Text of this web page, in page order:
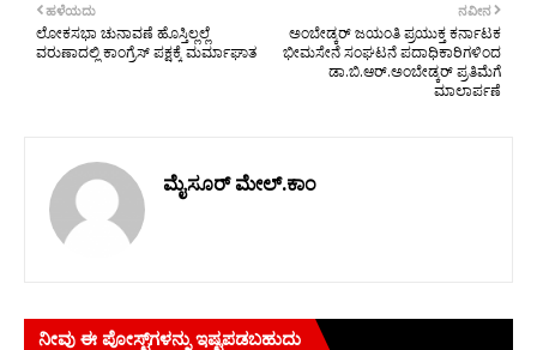
ನವೀನ
ಅಂಬೇಡ್ಕರ್ ಜಯಂತಿ ಪ್ರಯುಕ್ತ ಕರ್ನಾಟಕ
ಭೀಮಸೇನೆ ಸಂಘಟನೆ ಪದಾಧಿಕಾರಿಗಳಿಂದ
ಡಾ.ಬಿ.ಆರ್.ಅಂಬೇಡ್ಕರ್ ಪ್ರತಿಮೆಗೆ
ಮಾಲಾರ್ಪಣೆ
ಹಳೆಯದು
ಲೋಕಸಭಾ ಚುನಾವಣೆ ಹೊಸ್ತಿಲ್ಲಲ್ಲೆ
ವರುಣಾದಲ್ಲಿ ಕಾಂಗ್ರೆಸ್ ಪಕ್ಷಕ್ಕೆ ಮರ್ಮಾಘಾತ
ಮೈಸೂರ್ ಮೇಲ್.ಕಾಂ
ನೀವು ಈ ಪೋಸ್ಟ್‌ಗಳನ್ನು ಇಷ್ಟಪಡಬಹುದು